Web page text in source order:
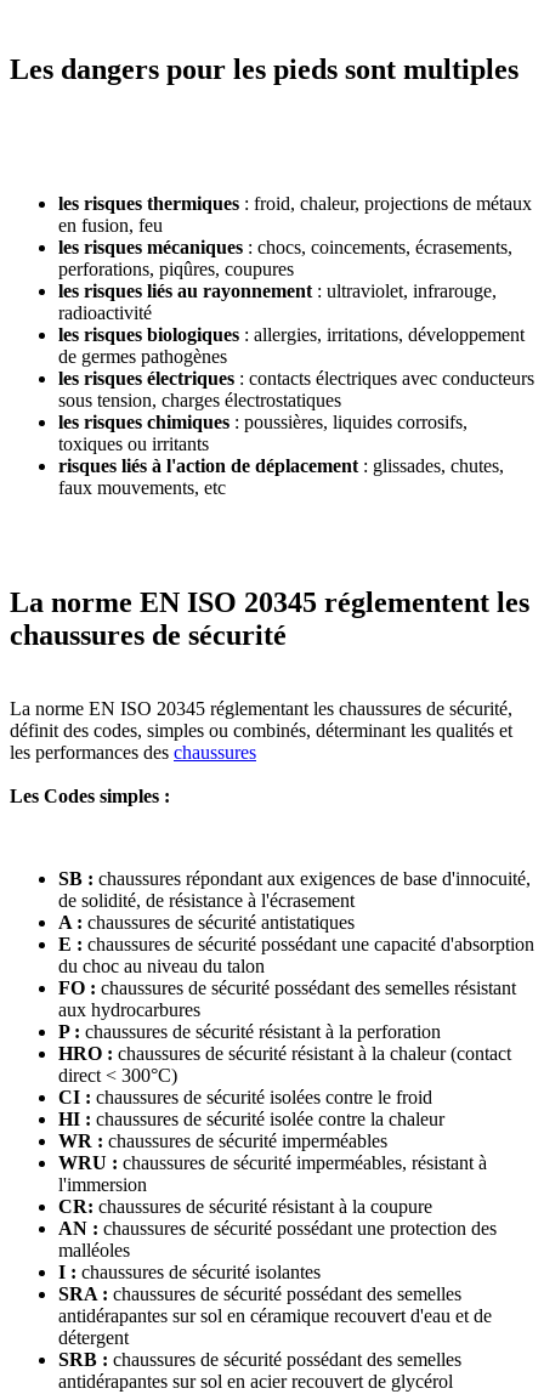
Les dangers pour les pieds sont multiples
les risques thermiques : froid, chaleur, projections de métaux
en fusion, feu
les risques mécaniques : chocs, coincements, écrasements,
perforations, piqûres, coupures
les risques liés au rayonnement : ultraviolet, infrarouge,
radioactivité
les risques biologiques : allergies, irritations, développement
de germes pathogènes
les risques électriques : contacts électriques avec conducteurs
sous tension, charges électrostatiques
les risques chimiques : poussières, liquides corrosifs,
toxiques ou irritants
risques liés à l'action de déplacement : glissades, chutes,
faux mouvements, etc
La norme EN ISO 20345 réglementent les
chaussures de sécurité
La norme EN ISO 20345 réglementant les chaussures de sécurité,
définit des codes, simples ou combinés, déterminant les qualités et
les performances des chaussures
Les Codes simples :
SB : chaussures répondant aux exigences de base d'innocuité,
de solidité, de résistance à l'écrasement
A : chaussures de sécurité antistatiques
E : chaussures de sécurité possédant une capacité d'absorption
du choc au niveau du talon
FO : chaussures de sécurité possédant des semelles résistant
aux hydrocarbures
P : chaussures de sécurité résistant à la perforation
HRO : chaussures de sécurité résistant à la chaleur (contact
direct < 300°C)
CI : chaussures de sécurité isolées contre le froid
HI : chaussures de sécurité isolée contre la chaleur
WR : chaussures de sécurité imperméables
WRU : chaussures de sécurité imperméables, résistant à
l'immersion
CR: chaussures de sécurité résistant à la coupure
AN : chaussures de sécurité possédant une protection des
malléoles
I : chaussures de sécurité isolantes
SRA : chaussures de sécurité possédant des semelles
antidérapantes sur sol en céramique recouvert d'eau et de
détergent
SRB : chaussures de sécurité possédant des semelles
antidérapantes sur sol en acier recouvert de glycérol